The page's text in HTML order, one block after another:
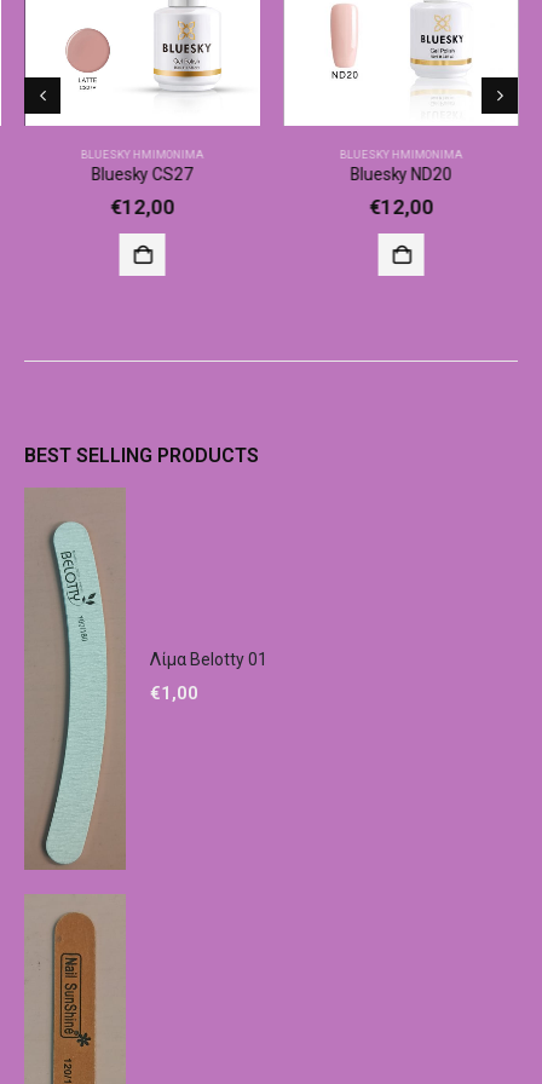
BLUESKY ΗΜΙΜΌΝΙΜΑ
Bluesky CS27
€12,00
BLUESKY ΗΜΙΜΌΝΙΜΑ
Bluesky ND20
€12,00
BEST SELLING PRODUCTS
Λίμα Belotty 01
€1,00